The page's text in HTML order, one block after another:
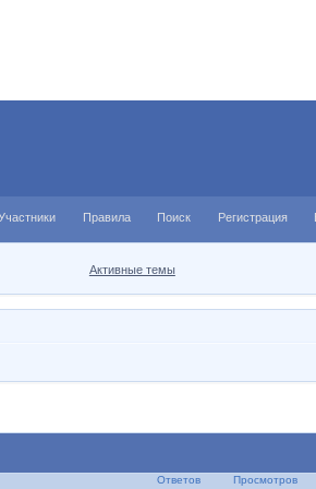
Правила Поиск Регистрация
Активные темы
Ответов Просмотров